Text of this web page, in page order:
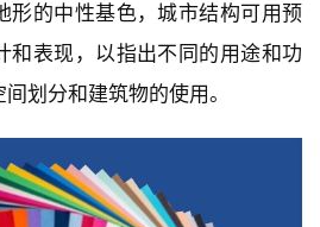
形的中性基色，城市结构可用预
和表现，以指出不同的用途和功
划分和建筑物的使用。